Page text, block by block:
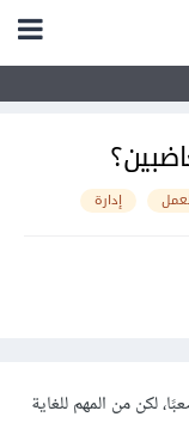
إدارة
لكن من المهم للغاية